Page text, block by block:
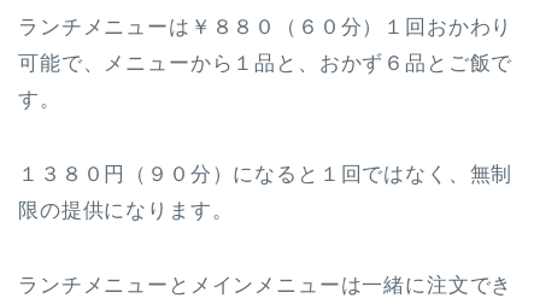
ランチメニューは￥８８０（６０分）１回おかわり
可能で、メニューから１品と、おかず６品とご飯で
す。
１３８０円（９０分）になると１回ではなく、無制
限の提供になります。
ランチメニューとメインメニューは一緒に注文でき